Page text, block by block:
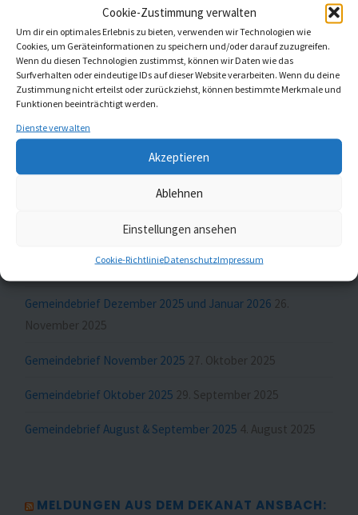
Cookie-Zustimmung verwalten
Um dir ein optimales Erlebnis zu bieten, verwenden wir Technologien wie
Cookies, um Geräteinformationen zu speichern und/oder darauf zuzugreifen.
Wenn du diesen Technologien zustimmst, können wir Daten wie das
Surfverhalten oder eindeutige IDs auf dieser Website verarbeiten. Wenn du deine
Zustimmung nicht erteilst oder zurückziehst, können bestimmte Merkmale und
Funktionen beeinträchtigt werden.
Dienste verwalten
Akzeptieren
Ablehnen
Einstellungen ansehen
Cookie-RichtlinieDatenschutzImpressum
Kaleidoskop Kirchenmusik(1)
Kinder- und Jugendchöre(5)
MELDUNGEN AUS ST. JOHANNIS UND ST.
Gemeindebrief Februar und März 202623. Januar 2026
Gemeindebrief Dezember 2025 und Januar 2026 26.
November 2025
Gemeindebrief November 2025 27. Oktober 2025
Gemeindebrief Oktober 2025 29. September 2025
Gemeindebrief August & September 2025 4. August 2025
MELDUNGEN AUS DEM DEKANAT ANSBACH: